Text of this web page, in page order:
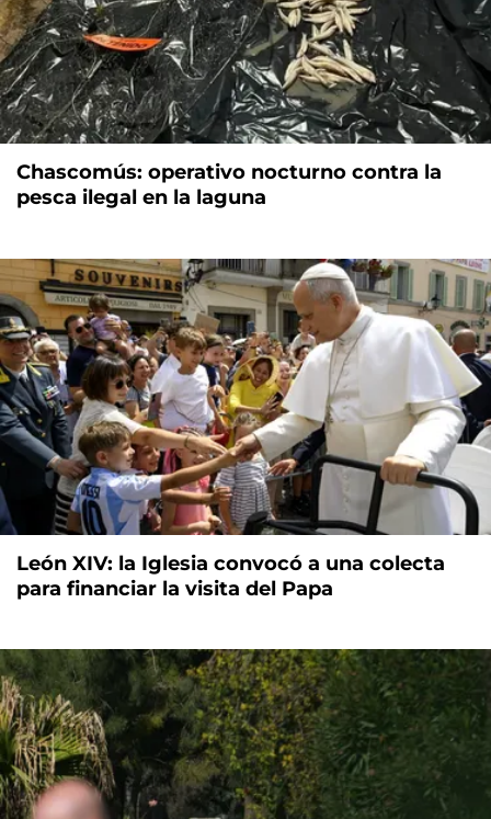
Chascomús: operativo nocturno contra la
pesca ilegal en la laguna
León XIV: la Iglesia convocó a una colecta
para financiar la visita del Papa